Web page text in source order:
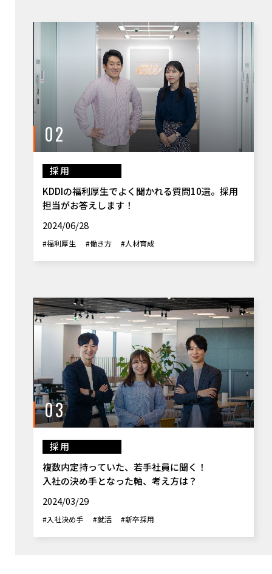
02
採用
KDDIの福利厚生でよく聞かれる質問10選。採用
担当がお答えします！
2024/06/28
#福利厚生 #働き方 #人材育成
03
採用
複数内定持っていた、若手社員に聞く！
入社の決め手となった軸、考え方は？
2024/03/29
#入社決め手 #就活 #新卒採用